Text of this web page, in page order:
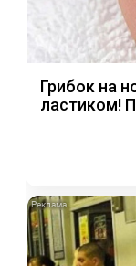
Грибок на
ластиком!